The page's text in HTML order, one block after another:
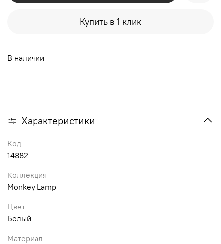
Купить в 1 клик
В наличии
Характеристики
Код
14882
Коллекция
Monkey Lamp
Цвет
Белый
Материал